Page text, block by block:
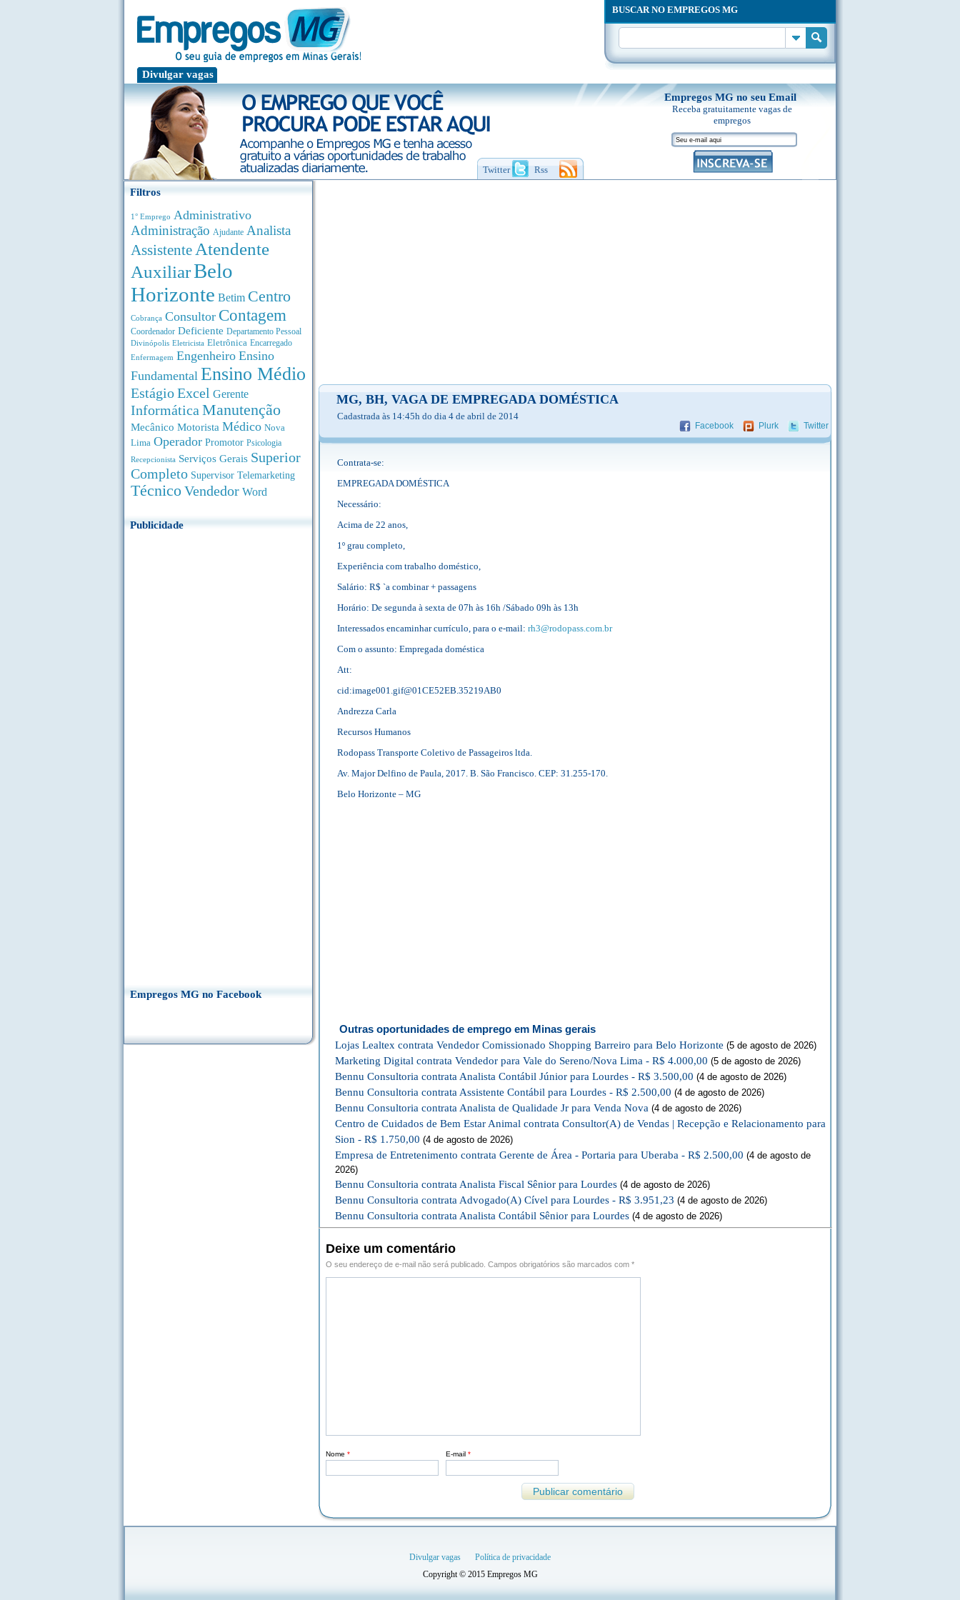
Divulgar vagas
BUSCAR NO EMPREGOS MG
Twitter Rss
Empregos MG no seu Email
Receba gratuitamente vagas de
empregos
Filtros
1° Emprego Administrativo
Administração Ajudante Analista
Assistente Atendente
AuxiliarBelo
Horizonte Betim Centro
Cobrança Consultor Contagem
Coordenador Deficiente Departamento Pessoal
Divinópolis Eletricista Eletrônica Encarregado
Enfermagem Engenheiro Ensino
Fundamental Ensino Médio
EstágioExcel Gerente
Informática Manutenção
Mecânico Motorista Médico Nova
Lima Operador Promotor Psicologia
Recepcionista Serviços Gerais Superior
Completo Supervisor Telemarketing
TécnicoVendedor Word
Publicidade
Empregos MG no Facebook
MG, BH, VAGA DE EMPREGADA DOMÉSTICA
Cadastrada às 14:45h do dia 4 de abril de 2014
Facebook Plurk Twitter
Contrata-se:
EMPREGADA DOMÉSTICA
Necessário:
Acima de 22 anos,
1º grau completo,
Experiência com trabalho doméstico,
Salário: R$ `a combinar + passagens
Horário: De segunda à sexta de 07h às 16h /Sábado 09h às 13h
Interessados encaminhar currículo, para o e-mail: rh3@rodopass.com.br
Com o assunto: Empregada doméstica
Att:
cid:image001.gif@01CE52EB.35219AB0
Andrezza Carla
Recursos Humanos
Rodopass Transporte Coletivo de Passageiros ltda.
Av. Major Delfino de Paula, 2017. B. São Francisco. CEP: 31.255-170.
Belo Horizonte – MG
Outras oportunidades de emprego em Minas gerais
Lojas Lealtex contrata Vendedor Comissionado Shopping Barreiro para Belo Horizonte (5 de agosto de 2026)
Marketing Digital contrata Vendedor para Vale do Sereno/Nova Lima - R$ 4.000,00 (5 de agosto de 2026)
Bennu Consultoria contrata Analista Contábil Júnior para Lourdes - R$ 3.500,00 (4 de agosto de 2026)
Bennu Consultoria contrata Assistente Contábil para Lourdes - R$ 2.500,00 (4 de agosto de 2026)
Bennu Consultoria contrata Analista de Qualidade Jr para Venda Nova (4 de agosto de 2026)
Centro de Cuidados de Bem Estar Animal contrata Consultor(A) de Vendas | Recepção e Relacionamento para
Sion - R$ 1.750,00 (4 de agosto de 2026)
Empresa de Entretenimento contrata Gerente de Área - Portaria para Uberaba - R$ 2.500,00 (4 de agosto de
2026)
Bennu Consultoria contrata Analista Fiscal Sênior para Lourdes (4 de agosto de 2026)
Bennu Consultoria contrata Advogado(A) Cível para Lourdes - R$ 3.951,23 (4 de agosto de 2026)
Bennu Consultoria contrata Analista Contábil Sênior para Lourdes (4 de agosto de 2026)
Deixe um comentário
O seu endereço de e-mail não será publicado. Campos obrigatórios são marcados com *
Nome * E-mail *
Divulgar vagas
Política de privacidade
Copyright © 2015 Empregos MG